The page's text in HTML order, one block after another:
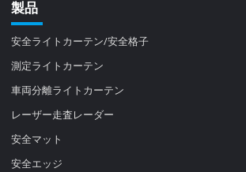
製品
安全ライトカーテン/安全格子
測定ライトカーテン
車両分離ライトカーテン
レーザー走査レーダー
安全マット
安全エッジ